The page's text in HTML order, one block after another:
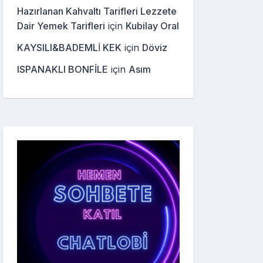
Hazırlanan Kahvaltı Tarifleri Lezzete
Dair Yemek Tarifleri için Kubilay Oral
KAYSILI&BADEMLİ KEK için Döviz
ISPANAKLI BONFİLE için Asım